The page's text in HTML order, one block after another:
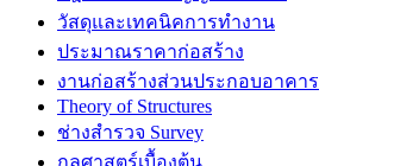
วัสดุและเทคนิคการทำงาน
ประมาณราคาก่อสร้าง
งานก่อสร้างส่วนประกอบอาคาร
Theory of Structures
ช่างสำรวจ Survey
กลศาสตร์เบื้องต้น